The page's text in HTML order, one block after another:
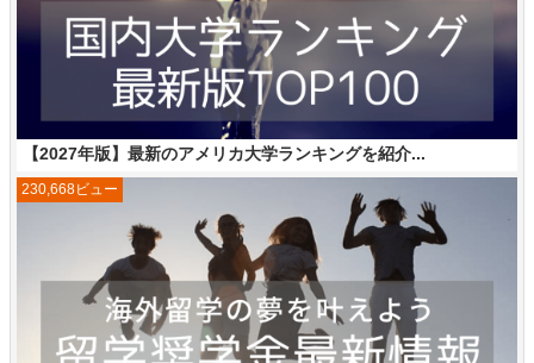
【2027年版】最新のアメリカ大学ランキングを紹介...
230,668ビュー